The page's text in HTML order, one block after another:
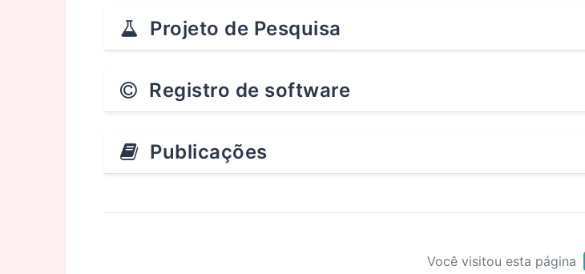
Projeto de Pesquisa
Registro de software
Publicações
Você visitou esta página